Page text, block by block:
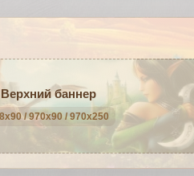
Верхний баннер
/ 970x90 / 970x250